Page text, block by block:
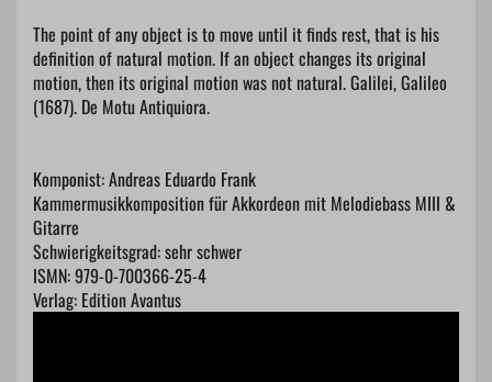
The point of any object is to move until it finds rest, that is his
definition of natural motion. If an object changes its original
motion, then its original motion was not natural. Galilei, Galileo
(1687). De Motu Antiquiora.
Komponist: Andreas Eduardo Frank
Kammermusikkomposition für Akkordeon mit Melodiebass MIII &
Gitarre
Schwierigkeitsgrad: sehr schwer
ISMN: 979-0-700366-25-4
Verlag: Edition Avantus